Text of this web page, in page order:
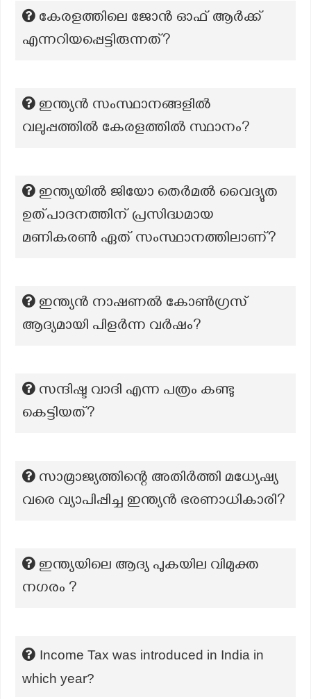
കേരളത്തിലെ ജോൻ ഓഫ് ആർക്ക്
എന്നറിയപ്പെട്ടിരുന്നത്?
ഇന്ത്യൻ സംസ്ഥാനങ്ങളിൽ
വലുപ്പത്തിൽ കേരളത്തിൽ സ്ഥാനം?
ഇന്ത്യയിൽ ജിയോ തെർമൽ വൈദ്യുത
ഉത്പാദനത്തിന് പ്രസിദ്ധമായ
മണികരൺ ഏത് സംസ്ഥാനത്തിലാണ്?
ഇന്ത്യൻ നാഷണൽ കോൺഗ്രസ്
ആദ്യമായി പിളർന്ന വർഷം?
സന്ദിഷ്ട വാദി എന്ന പത്രം കണ്ടു
കെട്ടിയത്?
സാമ്രാജ്യത്തിന്റെ അതിർത്തി മധ്യേഷ്യ
വരെ വ്യാപിപ്പിച്ച ഇന്ത്യൻ ഭരണാധികാരി?
ഇന്ത്യയിലെ ആദ്യ പുകയില വിമുക്ത
നഗരം ?
Income Tax was introduced in India in
which year?